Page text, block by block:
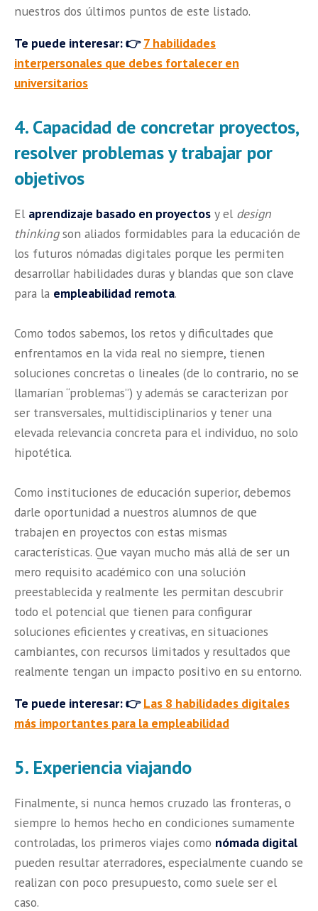
nuestros dos últimos puntos de este listado.
Te puede interesar: 👉7 habilidades
interpersonales que debes fortalecer en
universitarios
4. Capacidad de concretar proyectos,
resolver problemas y trabajar por
objetivos
El aprendizaje basado en proyectos y el design
thinkingson aliados formidables para la educación de
los futuros nómadas digitales porque les permiten
desarrollar habilidades duras y blandas que son clave
para la empleabilidad remota.
Como todos sabemos, los retos y dificultades que
enfrentamos en la vida real no siempre, tienen
soluciones concretas o lineales (de lo contrario, no se
llamarían “problemas”) y además se caracterizan por
ser transversales, multidisciplinarios y tener una
elevada relevancia concreta para el individuo, no solo
hipotética.
Como instituciones de educación superior, debemos
darle oportunidad a nuestros alumnos de que
trabajen en proyectos con estas mismas
características. Que vayan mucho más allá de ser un
mero requisito académico con una solución
preestablecida y realmente les permitan descubrir
todo el potencial que tienen para configurar
soluciones eficientes y creativas, en situaciones
cambiantes, con recursos limitados y resultados que
realmente tengan un impacto positivo en su entorno.
Te puede interesar: 👉Las 8 habilidades digitales
más importantes para la empleabilidad
5. Experiencia viajando
Finalmente, si nunca hemos cruzado las fronteras, o
siempre lo hemos hecho en condiciones sumamente
controladas, los primeros viajes como nómada digital
pueden resultar aterradores, especialmente cuando se
realizan con poco presupuesto, como suele ser el
caso.